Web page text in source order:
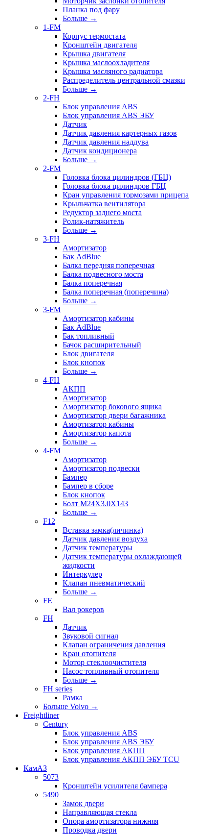
Планка под фару
Больше →
1-FM
Корпус термостата
Кронштейн двигателя
Крышка двигателя
Крышка маслоохладителя
Крышка масляного радиатора
Распределитель центральной смазки
Больше →
2-FH
Блок управления ABS
Блок управления ABS ЭБУ
Датчик
Датчик давления картерных газов
Датчик давления наддува
Датчик кондиционера
Больше →
2-FM
Головка блока цилиндров (ГБЦ)
Головка блока цилиндров ГБЦ
Кран управления тормозами прицепа
Крыльчатка вентилятора
Редуктор заднего моста
Ролик-натяжитель
Больше →
3-FH
Амортизатор
Бак AdBlue
Балка передняя поперечная
Балка подвесного моста
Балка поперечная
Балка поперечная (поперечина)
Больше →
3-FM
Амортизатор кабины
Бак AdBlue
Бак топливный
Бачок расширительный
Блок двигателя
Блок кнопок
Больше →
4-FH
АКПП
Амортизатор
Амортизатор бокового ящика
Амортизатор двери багажника
Амортизатор кабины
Амортизатор капота
Больше →
4-FM
Амортизатор
Амортизатор подвески
Бампер
Бампер в сборе
Блок кнопок
Болт M24X3.0X143
Больше →
F12
Вставка замка(личинка)
Датчик давления воздуха
Датчик температуры
Датчик температуры охлаждающей
жидкости
Интеркулер
Клапан пневматический
Больше →
FE
Вал рокеров
FH
Датчик
Звуковой сигнал
Клапан ограничения давления
Кран отопителя
Мотор стеклоочистителя
Насос топливный отопителя
Больше →
FH series
Рамка
Больше Volvo →
Freightliner
Century
Блок управления ABS
Блок управления ABS ЭБУ
Блок управления АКПП
Блок управления АКПП ЭБУ TCU
КамАЗ
5073
Кронштейн усилителя бампера
5490
Замок двери
Направляющая стекла
Опора амортизатора нижняя
Проводка двери